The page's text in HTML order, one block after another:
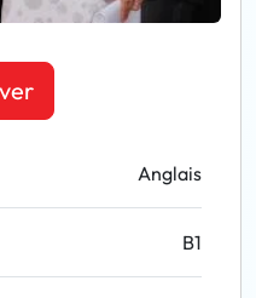
Anglais
B1